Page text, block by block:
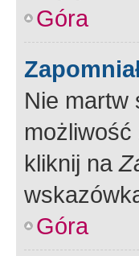
Góra
Nie martw
kliknij na
Góra